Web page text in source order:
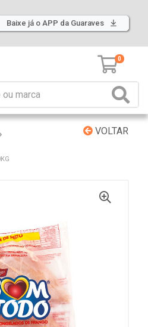
Baixe já o APP da Guaraves
0
VOLTAR